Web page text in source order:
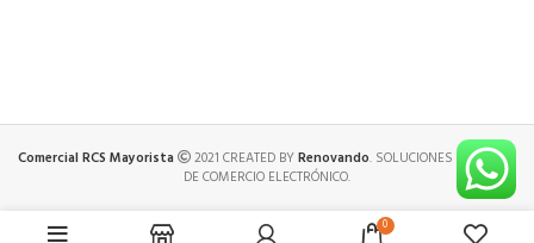
Comercial RCS Mayorista 2021 CREATED BYRenovando. SOLUCIONES PREMIUM
DE COMERCIO ELECTRÓNICO.
0